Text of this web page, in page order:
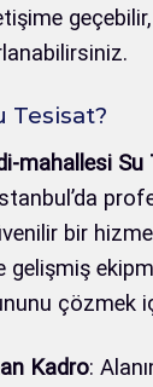
Tesisat?
mahallesi Su
bir
çözmek
Kadro: